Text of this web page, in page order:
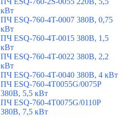
кВт
ПЧ ESQ-760-4T-0007 380В, 0,75
кВт
ПЧ ESQ-760-4T-0015 380В, 1,5
кВт
ПЧ ESQ-760-4T-0022 380В, 2,2
кВт
ПЧ ESQ-760-4T-0040 380В, 4 кВт
ПЧ ESQ-760-4T0055G/0075P
380В, 5,5 кВт
ПЧ ESQ-760-4T0075G/0110P
380В, 7,5 кВт